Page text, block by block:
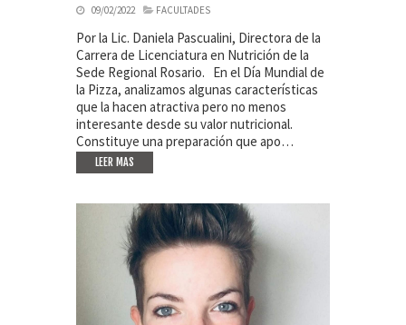
09/02/2022 FACULTADES
Por la Lic. Daniela Pascualini, Directora de la
Carrera de Licenciatura en Nutrición de la
Sede Regional Rosario. En el Día Mundial de
la Pizza, analizamos algunas características
que la hacen atractiva pero no menos
interesante desde su valor nutricional.
Constituye una preparación que apo…
LEER MAS